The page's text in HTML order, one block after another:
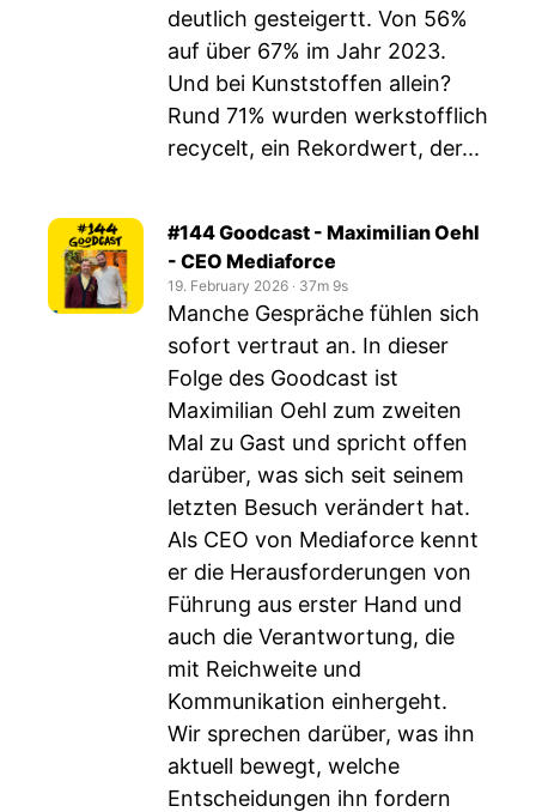
deutlich gesteigertt. Von 56%
auf über 67% im Jahr 2023.
Und bei Kunststoffen allein?
Rund 71% wurden werkstofflich
recycelt, ein Rekordwert, der...
#144 Goodcast - Maximilian Oehl
- CEO Mediaforce
19. February 2026 ‧ 37m 9s
Manche Gespräche fühlen sich
sofort vertraut an. In dieser
Folge des Goodcast ist
Maximilian Oehl zum zweiten
Mal zu Gast und spricht offen
darüber, was sich seit seinem
letzten Besuch verändert hat.
Als CEO von Mediaforce kennt
er die Herausforderungen von
Führung aus erster Hand und
auch die Verantwortung, die
mit Reichweite und
Kommunikation einhergeht.
Wir sprechen darüber, was ihn
aktuell bewegt, welche
Entscheidungen ihn fordern